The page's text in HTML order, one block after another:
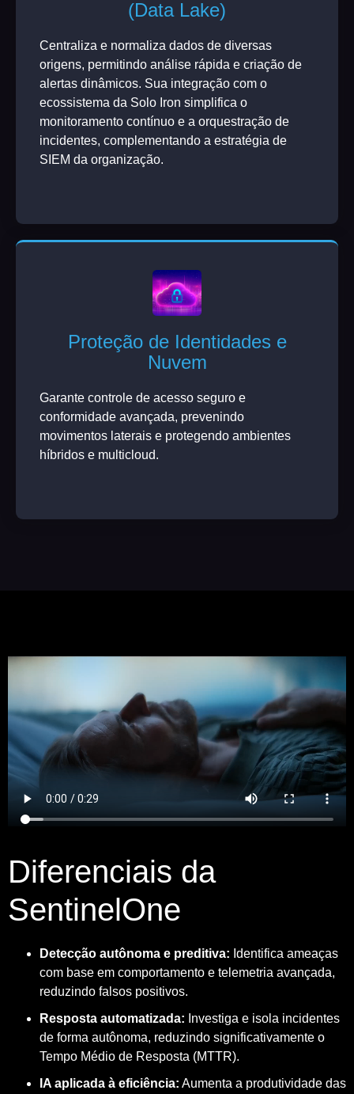
(Data Lake)
Centraliza e normaliza dados de diversas
origens, permitindo análise rápida e criação de
alertas dinâmicos. Sua integração com o
ecossistema da Solo Iron simplifica o
monitoramento contínuo e a orquestração de
incidentes, complementando a estratégia de
SIEM da organização.
Proteção de Identidades e
Nuvem
Garante controle de acesso seguro e
conformidade avançada, prevenindo
movimentos laterais e protegendo ambientes
híbridos e multicloud.
Diferenciais da
SentinelOne
Detecção autônoma e preditiva: Identifica ameaças
com base em comportamento e telemetria avançada,
reduzindo falsos positivos.
Resposta automatizada: Investiga e isola incidentes
de forma autônoma, reduzindo significativamente o
Tempo Médio de Resposta (MTTR).
IA aplicada à eficiência: Aumenta a produtividade das